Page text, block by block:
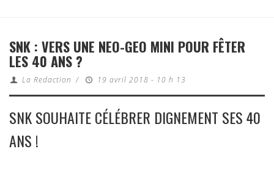
SNK : VERS UNE NEO-GEO MINI POUR FÊTER
LES 40 ANS ?
La Redaction / 19 avril 2018 - 10 h 13
SNK SOUHAITE CÉLÉBRER DIGNEMENT SES 40
ANS !